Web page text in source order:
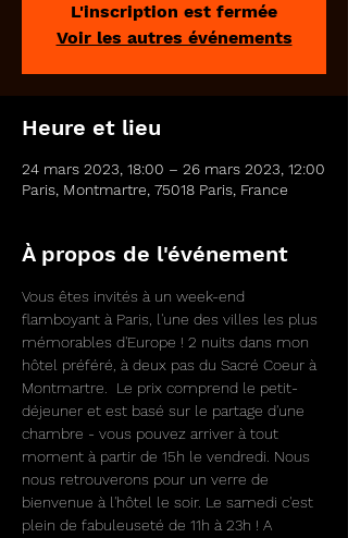
L'inscription est fermée
Voir les autres événements
Heure et lieu
24 mars 2023, 18:00 – 26 mars 2023, 12:00
Paris, Montmartre, 75018 Paris, France
À propos de l'événement
Vous êtes invités à un week-end
flamboyant à Paris, l'une des villes les plus
mémorables d'Europe ! 2 nuits dans mon
hôtel préféré, à deux pas du Sacré Coeur à
Montmartre.  Le prix comprend le petit-
déjeuner et est basé sur le partage d'une
chambre - vous pouvez arriver à tout
moment à partir de 15h le vendredi. Nous
nous retrouverons pour un verre de
bienvenue à l'hôtel le soir. Le samedi c'est
plein de fabuleuseté de 11h à 23h ! A